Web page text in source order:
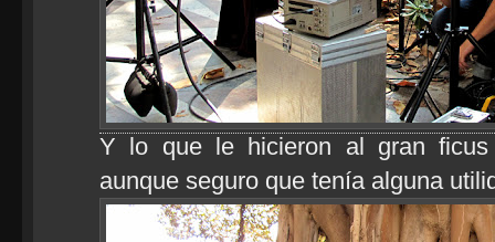
Y lo que le hicieron al gran
aunque seguro que tenía alguna